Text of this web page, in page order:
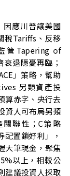
因應川普讓美國
稅Tariffs、反移
管 Tapering of
衰退隱憂再臨；
」策略，幫助
另類資產投
算赤字、央行去
資人可布局另類
聯性；C策略
置鎖好利」，
大筆現金，聚焦
以上，相較公
建議投資人採取